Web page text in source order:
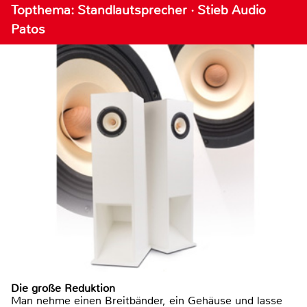
Topthema: Standlautsprecher · Stieb Audio
Patos
Die große Reduktion
Man nehme einen Breitbänder, ein Gehäuse und lasse